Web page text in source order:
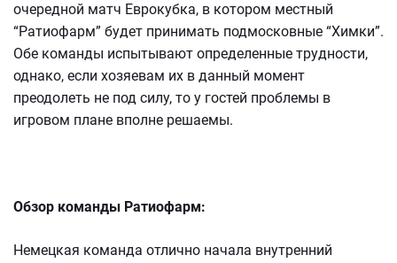
очередной матч Еврокубка, в котором местный
“Ратиофарм” будет принимать подмосковные “Химки”.
Обе команды испытывают определенные трудности,
однако, если хозяевам их в данный момент
преодолеть не под силу, то у гостей проблемы в
игровом плане вполне решаемы.
Обзор команды Ратиофарм:
Немецкая команда отлично начала внутренний